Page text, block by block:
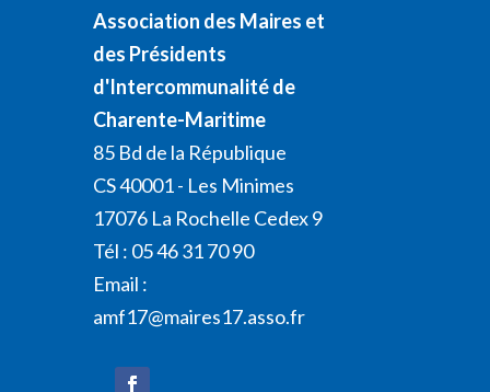
Association des Maires et
des Présidents
d'Intercommunalité de
Charente-Maritime
85 Bd de la République
CS 40001 - Les Minimes
17076 La Rochelle Cedex 9
Tél : 05 46 31 70 90
Email :
amf17@maires17.asso.fr